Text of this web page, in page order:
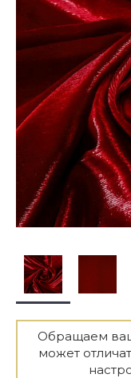
Обращаем
может